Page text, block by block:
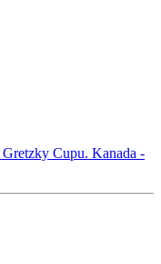
Cupu. Kanada -